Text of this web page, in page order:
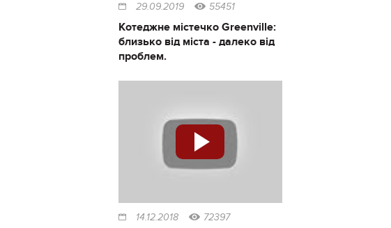
29.09.2019 55451
Котеджне містечко Greenville:
близько від міста - далеко від
проблем.
14.12.2018 72397